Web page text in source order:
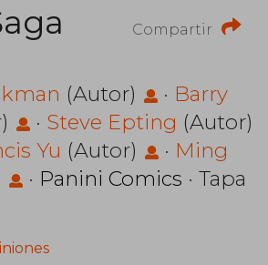
Compartir
de
Para
(Autor) · Barry
· Steve Epting (Autor)
Yu (Autor) · Ming
· Panini Comics · Tapa